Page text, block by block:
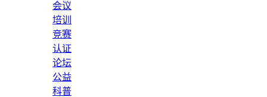
会议
培训
竞赛
认证
论坛
公益
科普